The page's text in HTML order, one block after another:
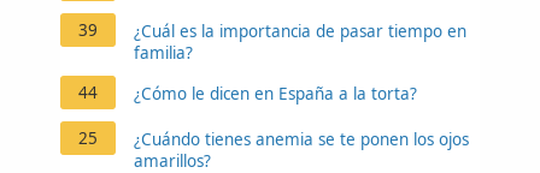
39
¿Cuál es la importancia de pasar tiempo en
familia?
44
¿Cómo le dicen en España a la torta?
25
¿Cuándo tienes anemia se te ponen los ojos
amarillos?